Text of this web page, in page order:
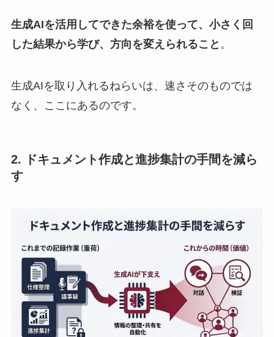
生成AIを活用してできた余裕を使って、小さく回
した結果から学び、方向を変えられること 。
生成AIを取り入れるねらいは、速さそのものでは
なく、ここにあるのです。
2. ドキュメント作成と進捗集計の手間を減ら
す